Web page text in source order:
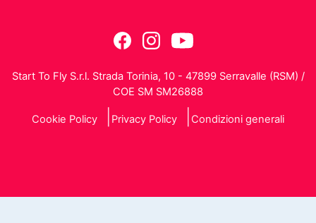
Start To Fly S.r.l. Strada Torinia, 10 - 47899 Serravalle (RSM) /
COE SM SM26888
Cookie Policy Privacy Policy Condizioni generali